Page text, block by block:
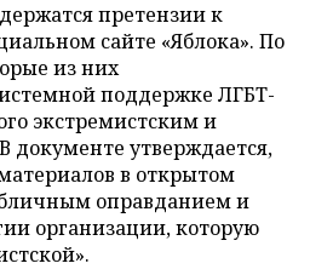
претензии к
сайте «Яблока». По
из них
поддержке ЛГБТ-
экстремистским и
утверждается,
в открытом
оправданием и
организации, которую